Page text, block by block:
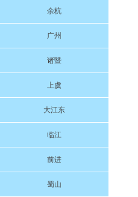
余杭
广州
诸暨
上虞
大江东
临江
前进
蜀山